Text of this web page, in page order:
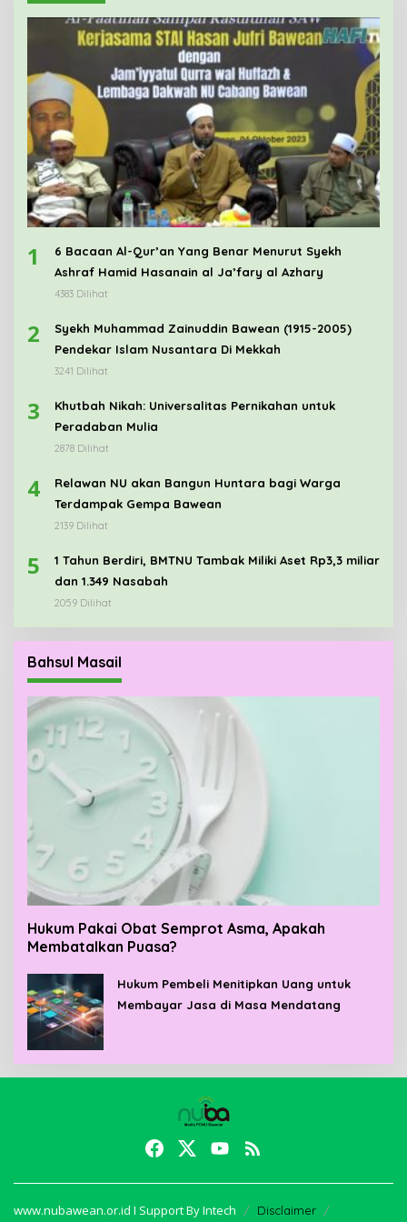
1
6 Bacaan Al-Qur’an Yang Benar Menurut Syekh
Ashraf Hamid Hasanain al Ja’fary al Azhary
4383 Dilihat
2
Syekh Muhammad Zainuddin Bawean (1915-2005)
Pendekar Islam Nusantara Di Mekkah
3241 Dilihat
3
Khutbah Nikah: Universalitas Pernikahan untuk
Peradaban Mulia
2878 Dilihat
4
Relawan NU akan Bangun Huntara bagi Warga
Terdampak Gempa Bawean
2139 Dilihat
5
1 Tahun Berdiri, BMTNU Tambak Miliki Aset Rp3,3 miliar
dan 1.349 Nasabah
2059 Dilihat
Bahsul Masail
Hukum Pakai Obat Semprot Asma, Apakah
Membatalkan Puasa?
Hukum Pembeli Menitipkan Uang untuk
Membayar Jasa di Masa Mendatang
www.nubawean.or.id I Support By Intech
Disclaimer